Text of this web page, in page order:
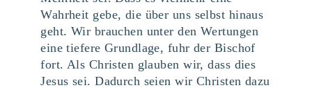
Wahrheit gebe, die über uns selbst hinaus
geht. Wir brauchen unter den Wertungen
eine tiefere Grundlage, fuhr der Bischof
fort. Als Christen glauben wir, dass dies
Jesus sei. Dadurch seien wir Christen dazu